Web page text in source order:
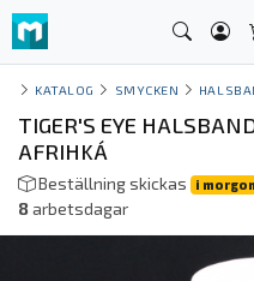
KATALOG SMYCKEN
TIGER'S EYE
AFRIHKÁ
Beställning skickas i morgon
8arbetsdagar